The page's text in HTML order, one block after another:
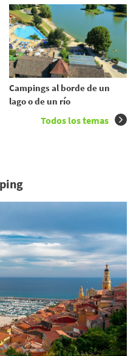
Campings al borde de un
lago o de un río
Todos los temas